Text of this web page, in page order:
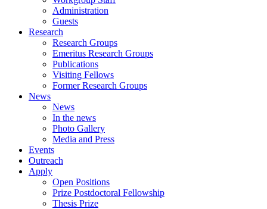
Administration
Guests
Research
Research Groups
Emeritus Research Groups
Publications
Visiting Fellows
Former Research Groups
News
News
In the news
Photo Gallery
Media and Press
Events
Outreach
Apply
Open Positions
Prize Postdoctoral Fellowship
Thesis Prize